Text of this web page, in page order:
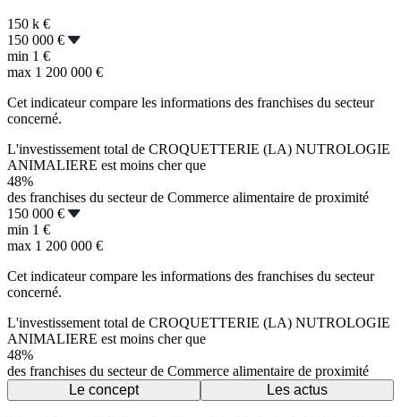
150 k €
150 000 €
min 1 €
max 1 200 000 €
Cet indicateur compare les informations des franchises du secteur
concerné.
L'investissement total de CROQUETTERIE (LA) NUTROLOGIE
ANIMALIERE est moins cher que
48%
des franchises du secteur de Commerce alimentaire de proximité
150 000 €
min 1 €
max 1 200 000 €
Cet indicateur compare les informations des franchises du secteur
concerné.
L'investissement total de CROQUETTERIE (LA) NUTROLOGIE
ANIMALIERE est moins cher que
48%
des franchises du secteur de Commerce alimentaire de proximité
Le concept
Les actus